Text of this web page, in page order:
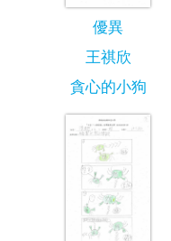
優異
王祺欣
貪心的小狗